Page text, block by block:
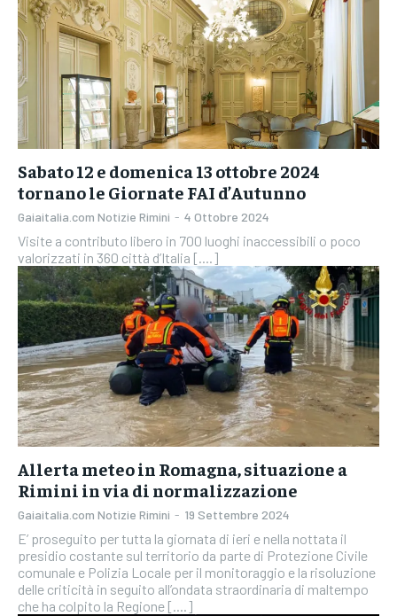
Sabato 12 e domenica 13 ottobre 2024
tornano le Giornate FAI d’Autunno
Gaiaitalia.com Notizie Rimini - 4 Ottobre 2024
Visite a contributo libero in 700 luoghi inaccessibili o poco
valorizzati in 360 città d’Italia [....]
Allerta meteo in Romagna, situazione a
Rimini in via di normalizzazione
Gaiaitalia.com Notizie Rimini - 19 Settembre 2024
E’ proseguito per tutta la giornata di ieri e nella nottata il
presidio costante sul territorio da parte di Protezione Civile
comunale e Polizia Locale per il monitoraggio e la risoluzione
delle criticità in seguito all’ondata straordinaria di maltempo
che ha colpito la Regione [....]